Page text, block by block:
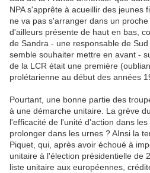
NPA s'apprête à acueillir des jeunes
ne va pas s'arranger dans un
d'ailleurs présente de haut en bas,
de Sandra - une responsable de
semble souhaiter mettre en avant -
de la LCR était une première
prolétarienne au début des années
Pourtant, une bonne partie des
à une démarche unitaire. La grève
l'efficacité de l'unité d'action dans
prolonger dans les urnes ? AInsi la
Piquet, qui, après avoir échoué à
unitaire à l'élection présidentielle de
liste unitaire aux européennes,